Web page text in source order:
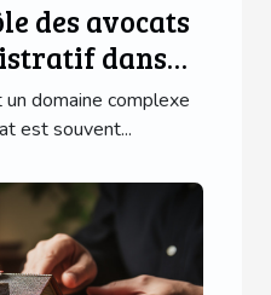
des avocats
dans
domaine complexe
est souvent...